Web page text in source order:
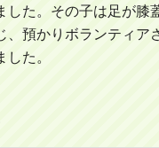
た。その子は足が膝
預かりボランティア
た。